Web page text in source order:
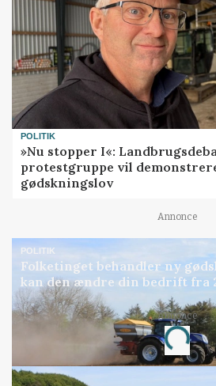
POLITIK
»Nu stopper I«:
protestgruppe vil
gødskningslov
Annonce
POLITIK
Folketinget behandler ny
kan den ændre din bedrift fra
Annonce
Loading...